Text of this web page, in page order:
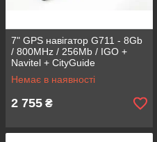
7" GPS навігатор G711 - 8Gb
/ 800MHz / 256Mb / IGO +
Navitel + CityGuide
Немає в наявності
2 755 ₴